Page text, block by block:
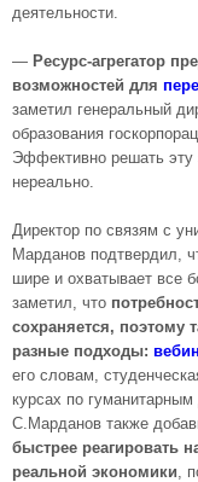
деятельности.
— Ресурс-агрегатор
возможностей для
заметил генеральный
образования
Эффективно решать эту
нереально.
Директор по связям с
Марданов подтвердил,
шире и охватывает все
заметил, что
сохраняется,
разные подходы:
его словам,
курсах по
С.Марданов также
быстрее реагировать
реальной экономики,